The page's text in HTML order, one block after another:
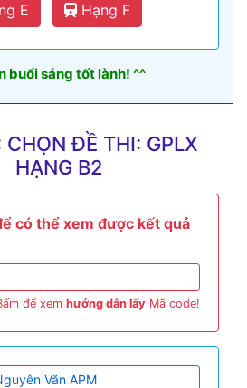
E Hạng F
buổi sáng tốt lành! ^^
CHỌN ĐỀ THI: GPLX
HẠNG B2
có thể xem được kết quả
để xem hướng dẫn lấy Mã code!